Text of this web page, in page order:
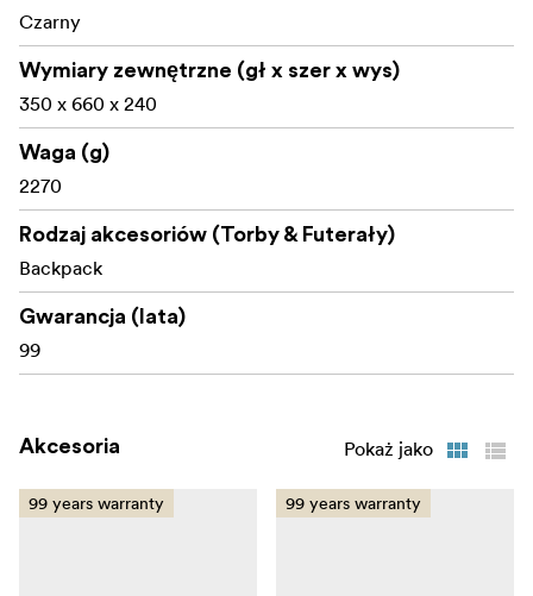
Czarny
Wymiary zewnętrzne (gł x szer x wys)
350 x 660 x 240
Waga (g)
2270
Rodzaj akcesoriów (Torby & Futerały)
Backpack
Gwarancja (lata)
99
Akcesoria Pokaż jako
99 years warranty 99 years warranty